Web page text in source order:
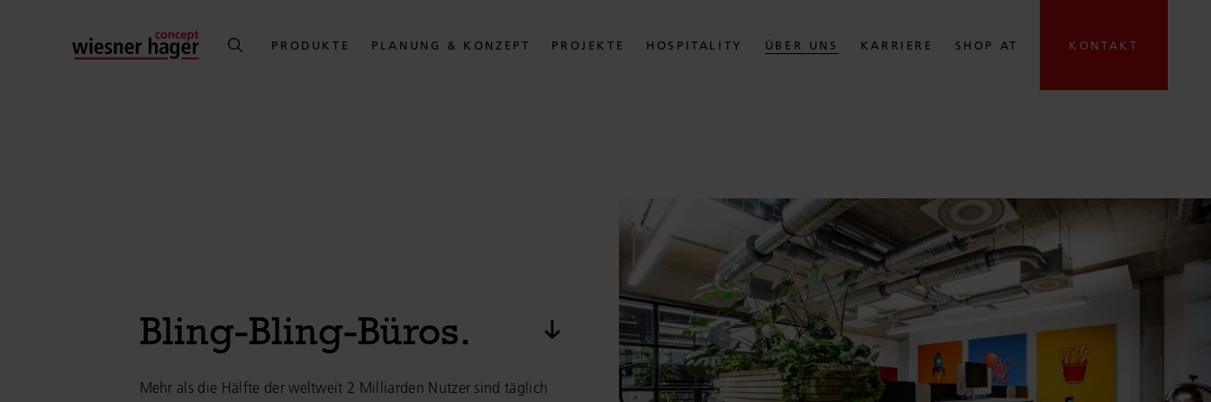
PRODUKTE PLANUNG & KONZEPT PROJEKTE HOSPITALITY ÜBER UNS KARRIERE SHOP AT KONTAKT
Bling-Bling-Büros. Zum nächsten Element springen
Mehr als die Hälfte der weltweit 2 Milliarden Nutzer sind täglich